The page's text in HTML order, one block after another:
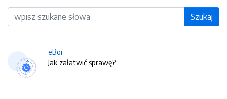
Wyszukiwarka Szukaj
eBoi
Jak załatwić sprawę?